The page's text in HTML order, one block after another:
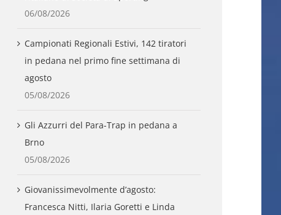
06/08/2026
Campionati Regionali Estivi, 142 tiratori
in pedana nel primo fine settimana di
agosto
05/08/2026
Gli Azzurri del Para-Trap in pedana a
Brno
05/08/2026
Giovanissimevolmente d’agosto:
Francesca Nitti, Ilaria Goretti e Linda